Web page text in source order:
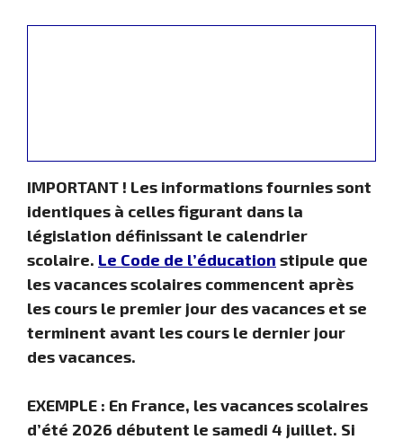
IMPORTANT ! Les informations fournies sont
identiques à celles figurant dans la
législation définissant le calendrier
scolaire. Le Code de l’éducation stipule que
les vacances scolaires commencent après
les cours le premier jour des vacances et se
terminent avant les cours le dernier jour
des vacances.
EXEMPLE : En France, les vacances scolaires
d’été 2026 débutent le samedi 4 juillet. Si